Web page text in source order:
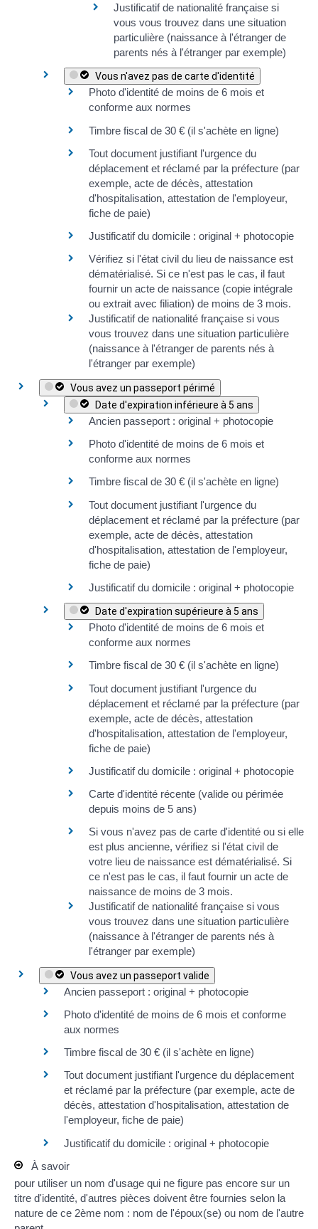
Justificatif de nationalité française si
vous vous trouvez dans une situation
particulière (naissance à l'étranger de
parents nés à l'étranger par exemple)
Vous n'avez pas de carte d'identité
Photo d'identité de moins de 6 mois et
conforme aux normes
Timbre fiscal de 30 € (il s'achète en ligne)
Tout document justifiant l'urgence du
déplacement et réclamé par la préfecture (par
exemple, acte de décès, attestation
d'hospitalisation, attestation de l'employeur,
fiche de paie)
Justificatif du domicile : original + photocopie
Vérifiez si l'état civil du lieu de naissance est
dématérialisé. Si ce n'est pas le cas, il faut
fournir un acte de naissance (copie intégrale
ou extrait avec filiation) de moins de 3 mois.
Justificatif de nationalité française si vous
vous trouvez dans une situation particulière
(naissance à l'étranger de parents nés à
l'étranger par exemple)
Vous avez un passeport périmé
Date d'expiration inférieure à 5 ans
Ancien passeport : original + photocopie
Photo d'identité de moins de 6 mois et
conforme aux normes
Timbre fiscal de 30 € (il s'achète en ligne)
Tout document justifiant l'urgence du
déplacement et réclamé par la préfecture (par
exemple, acte de décès, attestation
d'hospitalisation, attestation de l'employeur,
fiche de paie)
Justificatif du domicile : original + photocopie
Date d'expiration supérieure à 5 ans
Photo d'identité de moins de 6 mois et
conforme aux normes
Timbre fiscal de 30 € (il s'achète en ligne)
Tout document justifiant l'urgence du
déplacement et réclamé par la préfecture (par
exemple, acte de décès, attestation
d'hospitalisation, attestation de l'employeur,
fiche de paie)
Justificatif du domicile : original + photocopie
Carte d'identité récente (valide ou périmée
depuis moins de 5 ans)
Si vous n'avez pas de carte d'identité ou si elle
est plus ancienne, vérifiez si l'état civil de
votre lieu de naissance est dématérialisé. Si
ce n'est pas le cas, il faut fournir un acte de
naissance de moins de 3 mois.
Justificatif de nationalité française si vous
vous trouvez dans une situation particulière
(naissance à l'étranger de parents nés à
l'étranger par exemple)
Vous avez un passeport valide
Ancien passeport : original + photocopie
Photo d'identité de moins de 6 mois et conforme
aux normes
Timbre fiscal de 30 € (il s'achète en ligne)
Tout document justifiant l'urgence du déplacement
et réclamé par la préfecture (par exemple, acte de
décès, attestation d'hospitalisation, attestation de
l'employeur, fiche de paie)
Justificatif du domicile : original + photocopie
À savoir
pour utiliser un nom d'usage qui ne figure pas encore sur un
titre d'identité, d'autres pièces doivent être fournies selon la
nature de ce 2ème nom : nom de l'époux(se) ou nom de l'autre